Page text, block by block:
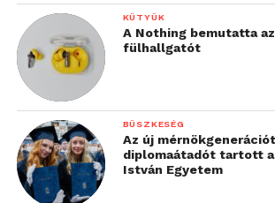
nem is meglepő a produkció,
volt. Videofelvétel 2160p
sztereó hanggal és természetesen
képminőséggel.
KÜTYÜK
A Nothing bemutatta az
fülhallgatót
BÜSZKESÉG
Az új
diplomaátadót tartott a
István Egyetem